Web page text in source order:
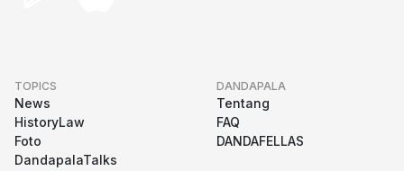
TOPICS
News
HistoryLaw
Foto
DandapalaTalks
DANDAPALA
Tentang
FAQ
DANDAFELLAS